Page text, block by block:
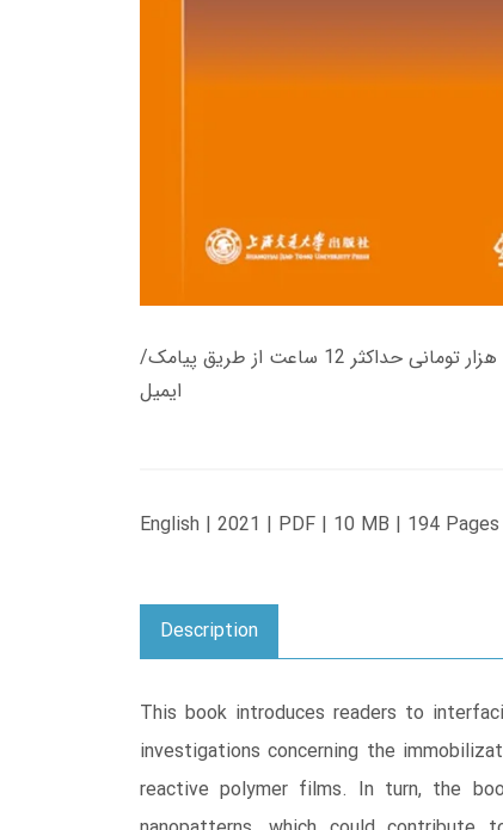
زمان تحویل کتاب های 600 هزار تومانی دانلود فوری از حساب کاربری می باشد، و زمان تحویل لینک دانلود کتاب های 500 هزار تومانی حداکثر 12 ساعت از طریق پیامک/
ایمیل
English | 2021 | PDF | 10 MB | 194 Pages
Description
This book introduces readers to
investigations concerning the
reactive polymer films. In turn, the